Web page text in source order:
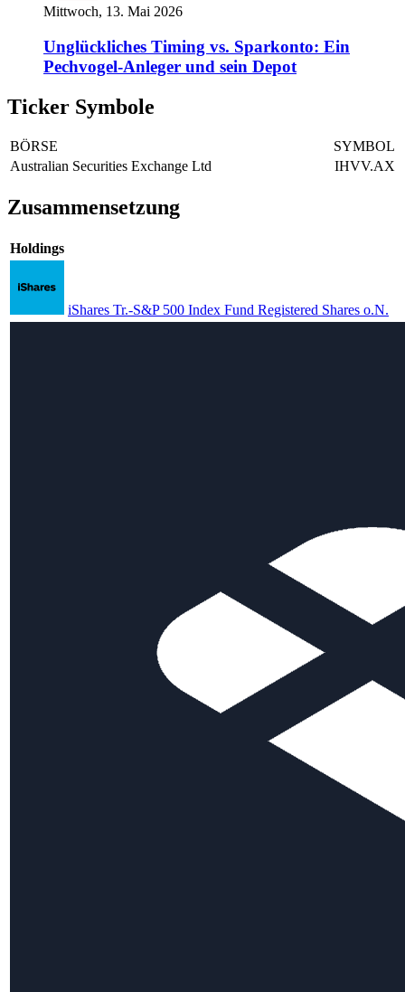
Mittwoch, 13. Mai 2026
Unglückliches Timing vs. Sparkonto: Ein
Pechvogel-Anleger und sein Depot
Ticker Symbole
BÖRSE
SYMBOL
Australian Securities Exchange Ltd
IHVV.AX
Zusammensetzung
Holdings
iShares Tr.-S&P 500 Index Fund Registered Shares o.N.